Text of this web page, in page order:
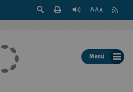
Suche
der
Seite
Feed
Menü